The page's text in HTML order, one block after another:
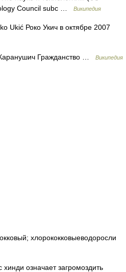
Council subc …
Википедия
Ukić Роко Укич в октябре 2007
Гражданство … Википедия
хлорококковыеводоросли
означает загромоздить